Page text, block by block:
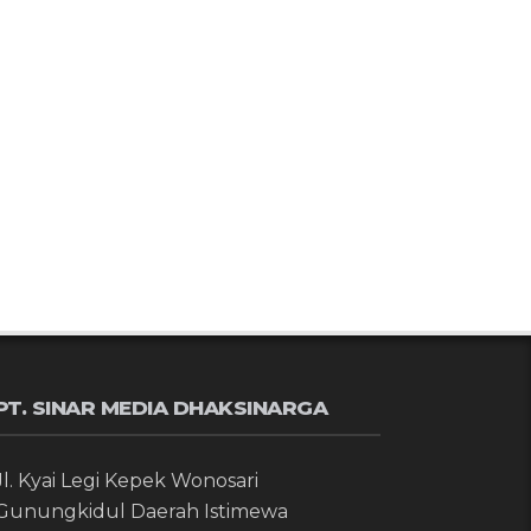
SINAR MEDIA DHAKSINARGA
Kyai Legi Kepek Wonosari
Daerah Istimewa